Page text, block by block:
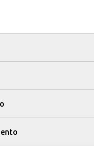
ou para presentear.
e bares, oferecendo
clientes.